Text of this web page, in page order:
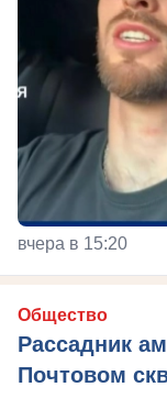
вчера в 15:20
Общество
Рассадник
Почтовом